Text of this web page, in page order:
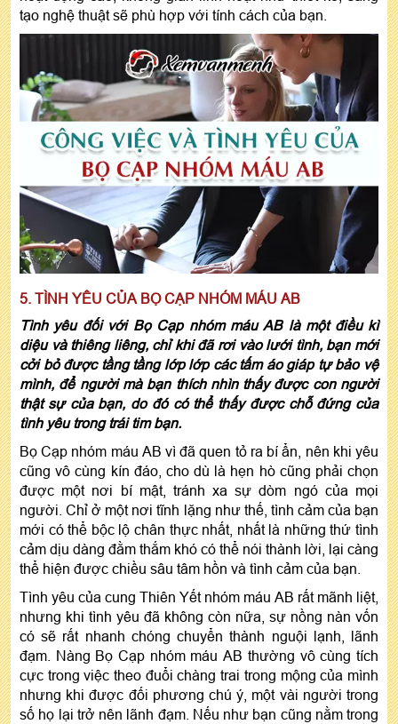
tạo nghệ thuật sẽ phù hợp với tính cách của bạn.
5. TÌNH YÊU CỦA BỌ CẠP NHÓM MÁU AB
Tình yêu đối với Bọ Cạp nhóm máu AB là một điều kì
diệu và thiêng liêng, chỉ khi đã rơi vào lưới tình, bạn mới
cởi bỏ được tầng tầng lớp lớp các tấm áo giáp tự bảo vệ
mình, để người mà bạn thích nhìn thấy được con người
thật sự của bạn, do đó có thể thấy được chỗ đứng của
tình yêu trong trái tim bạn.
Bọ Cạp nhóm máu AB vì đã quen tỏ ra bí ẩn, nên khi yêu
cũng vô cùng kín đáo, cho dù là hẹn hò cũng phải chọn
được một nơi bí mật, tránh xa sự dòm ngó của mọi
người. Chỉ ở một nơi tĩnh lặng như thế, tình cảm của bạn
mới có thể bộc lộ chân thực nhất, nhất là những thứ tình
cảm dịu dàng đằm thắm khó có thể nói thành lời, lại càng
thể hiện được chiều sâu tâm hồn và tình cảm của bạn.
Tình yêu của cung Thiên Yết nhóm máu AB rất mãnh liệt,
nhưng khi tình yêu đã không còn nữa, sự nồng nàn vốn
có sẽ rất nhanh chóng chuyển thành nguội lạnh, lãnh
đạm. Nàng Bọ Cạp nhóm máu AB thường vô cùng tích
cực trong việc theo đuổi chàng trai trong mộng của mình
nhưng khi được đối phương chú ý, một vài người trong
số họ lại trở nên lãnh đạm. Nếu như bạn cũng nằm trong